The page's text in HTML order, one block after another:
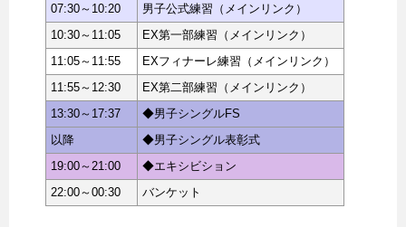
07:30～10:20
男子公式練習（メインリンク）
10:30～11:05
EX第一部練習（メインリンク）
11:05～11:55
EXフィナーレ練習（メインリンク）
11:55～12:30
EX第二部練習（メインリンク）
13:30～17:37
◆男子シングルFS
以降
◆男子シングル表彰式
19:00～21:00
◆エキシビション
22:00～00:30
バンケット